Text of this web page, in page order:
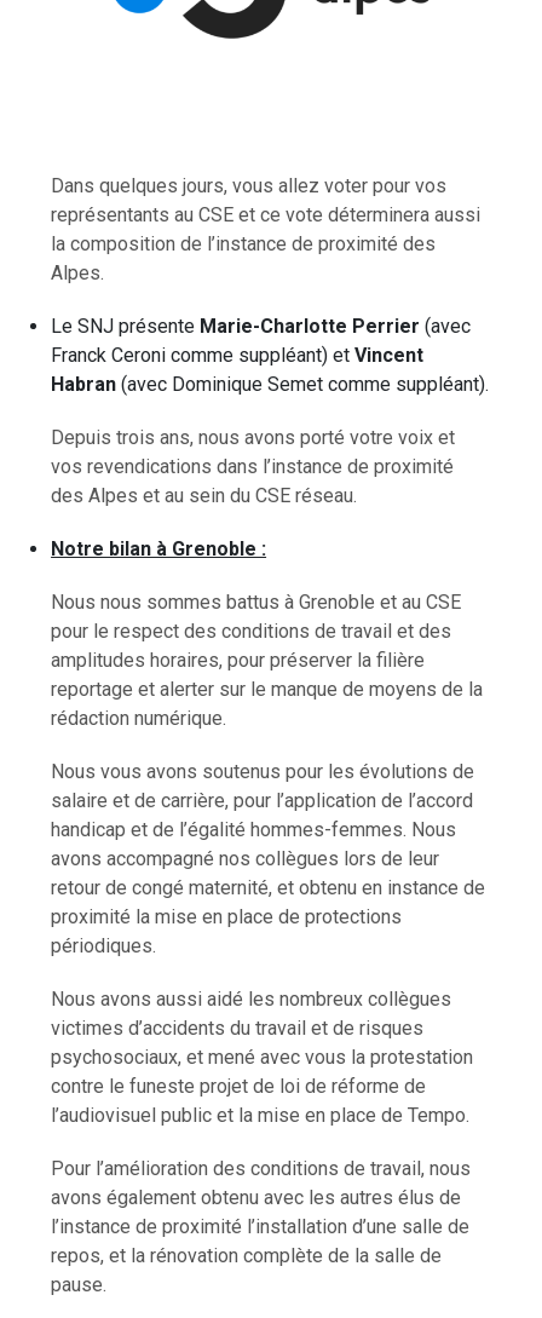
Dans quelques jours, vous allez voter pour vos
représentants au CSE et ce vote déterminera aussi
la composition de l’instance de proximité des
Alpes.
Le SNJ présente Marie-Charlotte Perrier (avec
Franck Ceroni comme suppléant) etVincent
Habran (avec Dominique Semet comme suppléant).
Depuis trois ans, nous avons porté votre voix et
vos revendications dans l’instance de proximité
des Alpes et au sein du CSE réseau.
Notre bilan à Grenoble :
Nous nous sommes battus à Grenoble et au CSE
pour le respect des conditions de travail et des
amplitudes horaires, pour préserver la filière
reportage et alerter sur le manque de moyens de la
rédaction numérique.
Nous vous avons soutenus pour les évolutions de
salaire et de carrière, pour l’application de l’accord
handicap et de l’égalité hommes-femmes. Nous
avons accompagné nos collègues lors de leur
retour de congé maternité, et obtenu en instance de
proximité la mise en place de protections
périodiques.
Nous avons aussi aidé les nombreux collègues
victimes d’accidents du travail et de risques
psychosociaux, et mené avec vous la protestation
contre le funeste projet de loi de réforme de
l’audiovisuel public et la mise en place de Tempo.
Pour l’amélioration des conditions de travail, nous
avons également obtenu avec les autres élus de
l’instance de proximité l’installation d’une salle de
repos, et la rénovation complète de la salle de
pause.